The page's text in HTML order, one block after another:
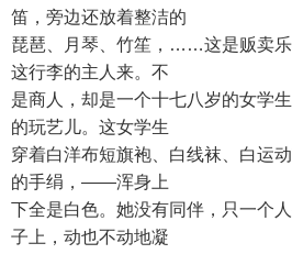
笛，旁边还放着整洁的
琵琶、月琴、竹笙，……这是贩卖
这行李的主人来。不
是商人，却是一个十七八岁的女学
的玩艺儿。这女学生
穿着白洋布短旗袍、白线袜、白运
的手绢，——浑身上
下全是白色。她没有同伴，只一个
子上，动也不动地凝